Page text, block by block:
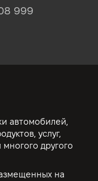
999
автомобилей,
услуг,
другого
на